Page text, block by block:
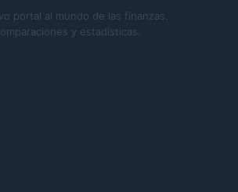
portal al mundo de las finanzas.
y estadísticas.